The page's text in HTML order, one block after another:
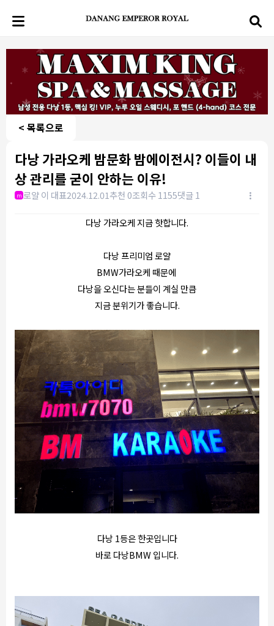
< 목록으로
다낭 가라오케 밤문화 밤에이전시? 이들이 내
상 관리를 굳이 안하는 이유!
m 로얄 이 대표2024.12.01추천 0조회수 1155댓글 1
다낭 가라오케 지금 핫합니다.
다낭 프리미엄 로얄
BMW가라오케 때문에
다낭을 오신다는 분들이 계실 만큼
지금 분위기가 좋습니다.
다낭 1등은 한곳입니다
바로 다낭BMW 입니다.